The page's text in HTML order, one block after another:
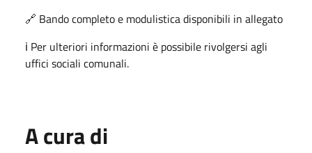
🔗 Bando completo e modulistica disponibili in allegato
ℹ️ Per ulteriori informazioni è possibile rivolgersi agli
uffici sociali comunali.
A cura di